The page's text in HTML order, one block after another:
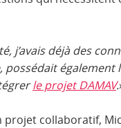
j’avais déjà des
également
le projet DAMAV.
collaboratif,